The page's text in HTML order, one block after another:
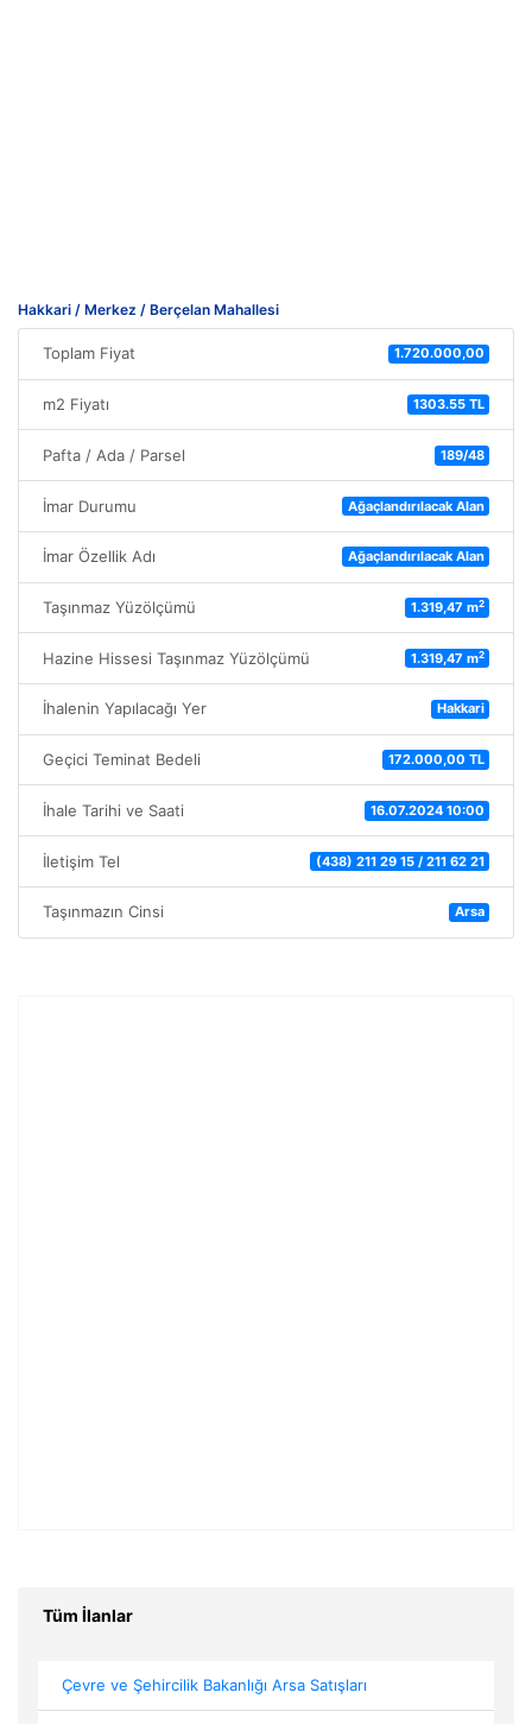
Hakkari / Merkez / Berçelan Mahallesi
Toplam Fiyat 1.720.000,00
m2 Fiyatı 1303.55 TL
Pafta / Ada / Parsel 189/48
İmar Durumu Ağaçlandırılacak Alan
İmar Özellik Adı Ağaçlandırılacak Alan
Taşınmaz Yüzölçümü 1.319,47 m2
Hazine Hissesi Taşınmaz Yüzölçümü 1.319,47 m2
İhalenin Yapılacağı Yer Hakkari
Geçici Teminat Bedeli 172.000,00 TL
İhale Tarihi ve Saati 16.07.2024 10:00
İletişim Tel (438) 211 29 15 / 211 62 21
Taşınmazın Cinsi Arsa
Tüm İlanlar
Çevre ve Şehircilik Bakanlığı Arsa Satışları